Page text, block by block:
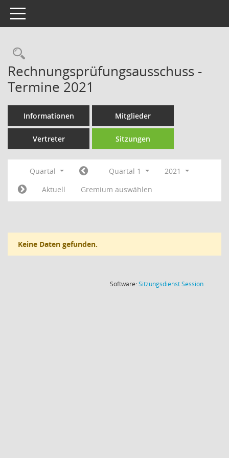
Toggle navigation
Rechercheauswahl
Rechnungsprüfungsausschuss -
Termine 2021
Informationen Mitglieder
Vertreter Sitzungen
Quartal Quartal 1
2021
Aktuell
Gremium auswählen
Keine Daten gefunden.
Software:SitzungsdienstSession(Wird in